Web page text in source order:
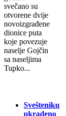
svečano su
otvorene dvije
novoizgrađene
dionice puta
koje povezuje
naselje Gojčin
sa naseljima
Tupko...
Svešteniku
ukradeno